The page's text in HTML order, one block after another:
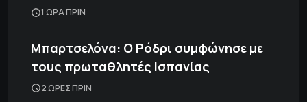
1 ΩΡΑ ΠΡΙΝ
Μπαρτσελόνα: Ο Ρόδρι συμφώνησε με
τους πρωταθλητές Ισπανίας
2 ΩΡΕΣ ΠΡΙΝ